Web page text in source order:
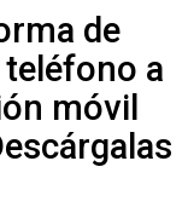
de
a
móvil